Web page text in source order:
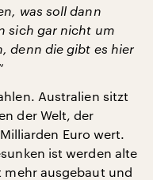
was soll dann
sich gar nicht um
denn die gibt es hier
Australien sitzt
der Welt, der
Euro wert.
ist werden alte
ausgebaut und